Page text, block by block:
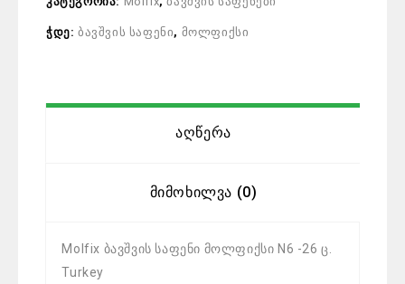
ჭდე: ბავშვის საფენი, მოლფიქსი
Აღწერა
Მიმოხილვა (0)
Molfix ბავშვის საფენი მოლფიქსი N6 -26 ც.
Turkey